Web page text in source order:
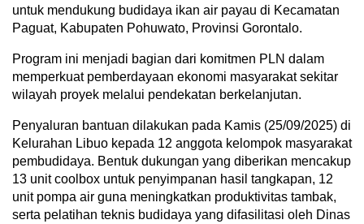
untuk mendukung budidaya ikan air payau di Kecamatan
Paguat, Kabupaten Pohuwato, Provinsi Gorontalo.
Program ini menjadi bagian dari komitmen PLN dalam
memperkuat pemberdayaan ekonomi masyarakat sekitar
wilayah proyek melalui pendekatan berkelanjutan.
Penyaluran bantuan dilakukan pada Kamis (25/09/2025) di
Kelurahan Libuo kepada 12 anggota kelompok masyarakat
pembudidaya. Bentuk dukungan yang diberikan mencakup
13 unit coolbox untuk penyimpanan hasil tangkapan, 12
unit pompa air guna meningkatkan produktivitas tambak,
serta pelatihan teknis budidaya yang difasilitasi oleh Dinas